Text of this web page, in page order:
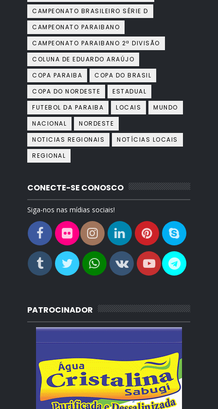
CAMPEONATO BRASILEIRO SÉRIE D
CAMPEONATO PARAIBANO
CAMPEONATO PARAIBANO 2ª DIVISÃO
COLUNA DE EDUARDO ARAÚJO
COPA PARAIBA
COPA DO BRASIL
COPA DO NORDESTE
ESTADUAL
FUTEBOL DA PARAIBA
LOCAIS
MUNDO
NACIONAL
NORDESTE
NOTICIAS REGIONAIS
NOTÍCIAS LOCAIS
REGIONAL
CONECTE-SE CONOSCO
Siga-nos nas mídias sociais!
PATROCINADOR